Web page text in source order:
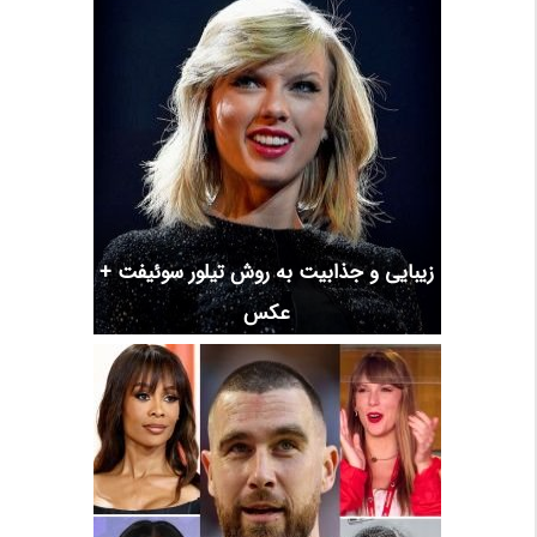
زیبایی و جذابیت به روش تیلور سوئیفت +
عکس